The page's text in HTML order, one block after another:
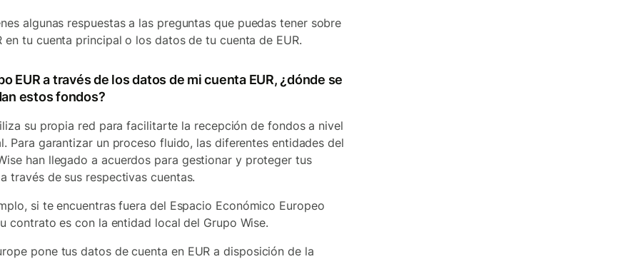
algunas respuestas a las preguntas que puedas tener sobre
en tu cuenta principal o los datos de tu cuenta de EUR.
EUR a través de los datos de mi cuenta EUR, ¿dónde se
estos fondos?
su propia red para facilitarte la recepción de fondos a nivel
Para garantizar un proceso fluido, las diferentes entidades del
han llegado a acuerdos para gestionar y proteger tus
través de sus respectivas cuentas.
si te encuentras fuera del Espacio Económico Europeo
contrato es con la entidad local del Grupo Wise.
pone tus datos de cuenta en EUR a disposición de la